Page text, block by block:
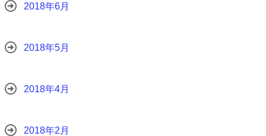
2018年6月
2018年5月
2018年4月
2018年2月